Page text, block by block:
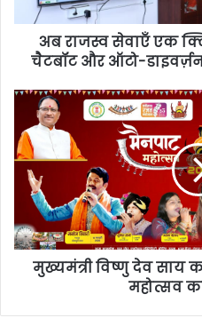
अब राजस्व सेवाएँ एक
चैटबॉट और ऑटो-
मुख्यमंत्री विष्णु देव साय
महोत्सव